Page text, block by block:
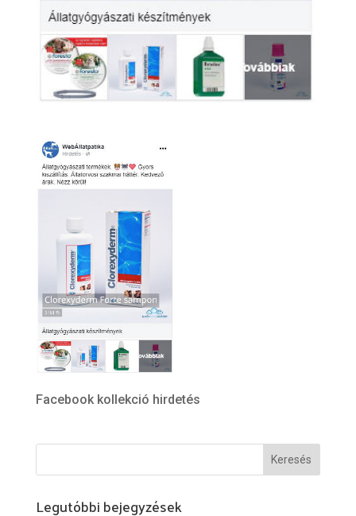
Facebook kollekció hirdetés
Legutóbbi bejegyzések